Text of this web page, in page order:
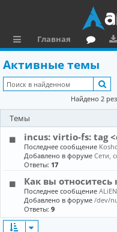
ы
л
к
и
Главная
ру
м
ру
зк
и
Активные темы
Найдено 2
Темы
incus: virtio-fs: tag
Последнее сообщение
Добавлено в форумеСети,
Ответы: 17
Как вы относитесь
Последнее сообщениеALiEN
Добавлено в форуме/dev/
Ответы:9